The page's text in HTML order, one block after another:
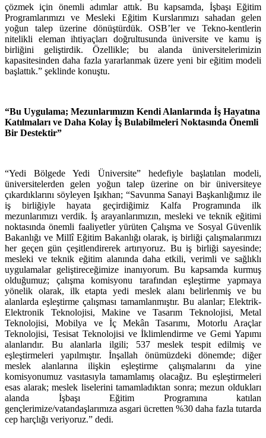
çözmek için önemli adımlar attık. Bu kapsamda, İşbaşı Eğitim
Programlarımızı ve Mesleki Eğitim Kurslarımızı sahadan gelen
yoğun talep üzerine dönüştürdük. OSB’ler ve Tekno-kentlerin
nitelikli eleman ihtiyaçları doğrultusunda üniversite ve kamu iş
birliğini geliştirdik. Özellikle; bu alanda üniversitelerimizin
kapasitesinden daha fazla yararlanmak üzere yeni bir eğitim modeli
başlattık.” şeklinde konuştu.
“Bu Uygulama; Mezunlarımızın Kendi Alanlarında İş Hayatına
Katılmaları ve Daha Kolay İş Bulabilmeleri Noktasında Önemli
Bir Destektir”
“Yedi Bölgede Yedi Üniversite” hedefiyle başlatılan modeli,
üniversitelerden gelen yoğun talep üzerine on bir üniversiteye
çıkardıklarını söyleyen Işıkhan; “Savunma Sanayi Başkanlığımız ile
iş birliğiyle hayata geçirdiğimiz Kalfa Programında ilk
mezunlarımızı verdik. İş arayanlarımızın, mesleki ve teknik eğitimi
noktasında önemli faaliyetler yürüten Çalışma ve Sosyal Güvenlik
Bakanlığı ve Millî Eğitim Bakanlığı olarak, iş birliği çalışmalarımızı
her geçen gün çeşitlendirerek artırıyoruz. Bu iş birliği sayesinde;
mesleki ve teknik eğitim alanında daha etkili, verimli ve sağlıklı
uygulamalar geliştireceğimize inanıyorum. Bu kapsamda kurmuş
olduğumuz; çalışma komisyonu tarafından eşleştirme yapmaya
yönelik olarak, ilk etapta yedi meslek alanı belirlenmiş ve bu
alanlarda eşleştirme çalışması tamamlanmıştır. Bu alanlar; Elektrik-
Elektronik Teknolojisi, Makine ve Tasarım Teknolojisi, Metal
Teknolojisi, Mobilya ve İç Mekân Tasarımı, Motorlu Araçlar
Teknolojisi, Tesisat Teknolojisi ve İklimlendirme ve Gemi Yapımı
alanlarıdır. Bu alanlarla ilgili; 537 meslek tespit edilmiş ve
eşleştirmeleri yapılmıştır. İnşallah önümüzdeki dönemde; diğer
meslek alanlarına ilişkin eşleştirme çalışmalarını da yine
komisyonumuz vasıtasıyla tamamlamış olacağız. Bu eşleştirmeleri
esas alarak; meslek liselerini tamamladıktan sonra; mezun oldukları
alanda İşbaşı Eğitim Programına katılan
gençlerimize/vatandaşlarımıza asgari ücretten %30 daha fazla tutarda
cep harçlığı veriyoruz.” dedi.